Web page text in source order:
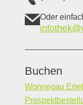
Oder
Buchen
Wonnegau